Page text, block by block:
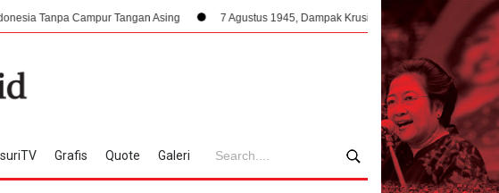
Campur Tangan Asing 7 Agustus 1945, Dampak Krusial Berdirinya PPKI Terhadap
Grafis Quote Galeri